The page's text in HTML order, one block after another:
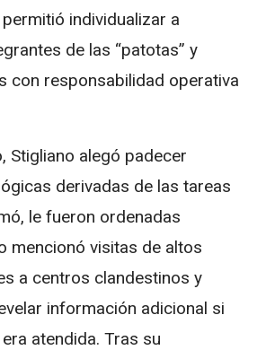
individualizar a
de las “patotas” y
con responsabilidad operativa
Stigliano alegó padecer
derivadas de las tareas
le fueron ordenadas
mencionó visitas de altos
a centros clandestinos y
información adicional si
atendida. Tras su